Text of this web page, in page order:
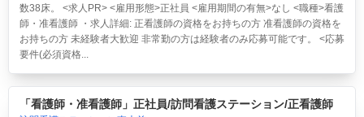
数38床。 <求人PR> <雇用形態>正社員 <雇用期間の有無>なし <職種>看護
師・准看護師 ・求人詳細: 正看護師の資格をお持ちの方 准看護師の資格を
お持ちの方 未経験者大歓迎 非常勤の方は経験者のみ応募可能です。 <応募
要件(必須資格...
「看護師・准看護師」正社員/訪問看護ステーション/正看護師